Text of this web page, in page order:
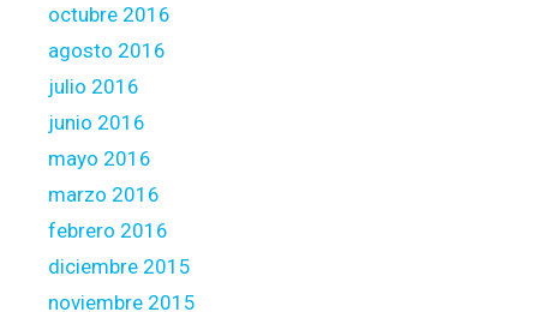
octubre 2016
agosto 2016
julio 2016
junio 2016
mayo 2016
marzo 2016
febrero 2016
diciembre 2015
noviembre 2015